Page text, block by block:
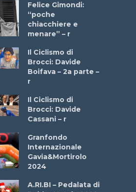
Felice Gimondi:
“poche
chiacchiere e
menare” – r
Il Ciclismo di
Brocci: Davide
Boifava – 2a parte –
r
Il Ciclismo di
Brocci: Davide
Cassani – r
Granfondo
Internazionale
Gavia&Mortirolo
2024
A.RI.BI – Pedalata di